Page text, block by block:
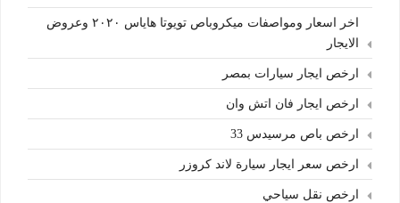
اخر اسعار ومواصفات ميكروباص تويوتا هاياس ٢٠٢٠ وعروض
الايجار
ارخص ايجار سيارات بمصر
ارخص ايجار فان اتش وان
ارخص باص مرسيدس 33
ارخص سعر ايجار سيارة لاند كروزر
ارخص نقل سياحي